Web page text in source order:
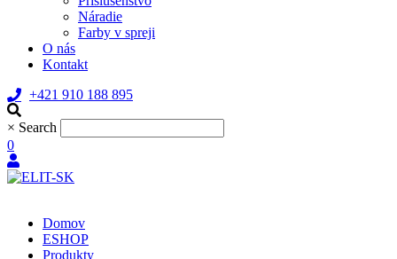
Náradie
Farby v spreji
O nás
Kontakt
+421 910 188 895
× Search
0
Domov
ESHOP
Produkty